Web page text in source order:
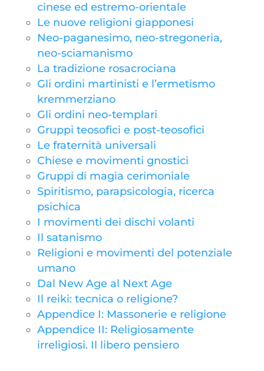
cinese ed estremo-orientale
Le nuove religioni giapponesi
Neo-paganesimo, neo-stregoneria,
neo-sciamanismo
La tradizione rosacrociana
Gli ordini martinisti e l’ermetismo
kremmerziano
Gli ordini neo-templari
Gruppi teosofici e post-teosofici
Le fraternità universali
Chiese e movimenti gnostici
Gruppi di magia cerimoniale
Spiritismo, parapsicologia, ricerca
psichica
I movimenti dei dischi volanti
Il satanismo
Religioni e movimenti del potenziale
umano
Dal New Age al Next Age
Il reiki: tecnica o religione?
Appendice I: Massonerie e religione
Appendice II: Religiosamente
irreligiosi. Il libero pensiero